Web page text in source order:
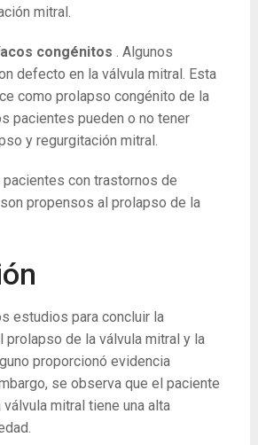
mitral.
congénitos . Algunos
defecto en la válvula mitral. Esta
como prolapso congénito de la
pacientes pueden o no tener
y regurgitación mitral.
con trastornos de
propensos al prolapso de la
estudios para concluir la
prolapso de la válvula mitral y la
proporcionó evidencia
se observa que el paciente
mitral tiene una alta